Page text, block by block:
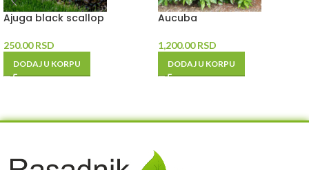
Ajuga black scallop
250.00RSD
DODAJ U KORPU
Aucuba
1,200.00RSD
DODAJ U KORPU